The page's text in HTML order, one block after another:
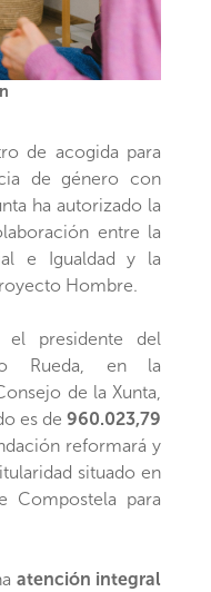
de acogida para
de género con
ha autorizado la
entre la
e Igualdad y la
Hombre.
presidente del
Rueda, en la
de la Xunta,
es de960.023,79
reformará y
situado en
Compostela para
atención integral